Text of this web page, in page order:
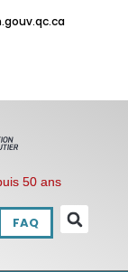
50 ans
FAQ